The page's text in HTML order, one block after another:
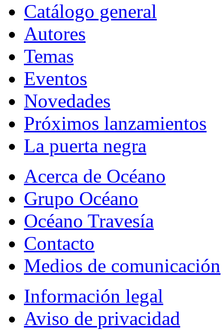
Catálogo general
Autores
Temas
Eventos
Novedades
Próximos lanzamientos
La puerta negra
Acerca de Océano
Grupo Océano
Océano Travesía
Contacto
Medios de comunicación
Información legal
Aviso de privacidad